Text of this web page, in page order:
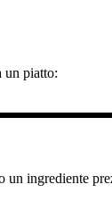
un piatto:
ingrediente